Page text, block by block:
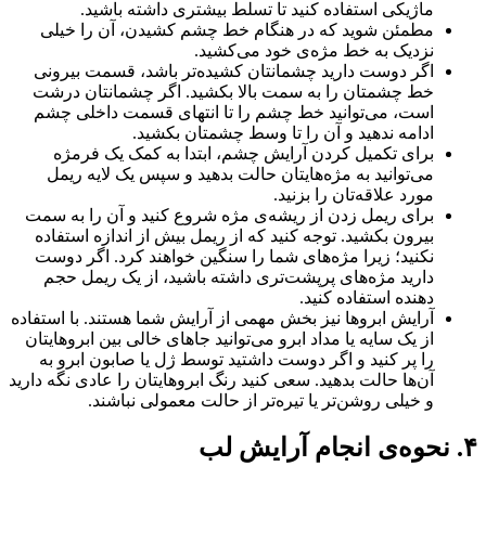
ماژیکی استفاده کنید تا تسلط بیشتری داشته باشید.
مطمئن شوید که در هنگام خط چشم کشیدن، آن را خیلی
نزدیک به خط مژه‌ی خود می‌کشید.
اگر دوست دارید چشمانتان کشیده‌تر باشد، قسمت بیرونی
خط چشمتان را به سمت بالا بکشید. اگر چشمانتان درشت
است، می‌توانید خط چشم را تا انتهای قسمت داخلی چشم
ادامه ندهید و آن را تا وسط چشمتان بکشید.
برای تکمیل کردن آرایش چشم، ابتدا به کمک یک فرمژه
می‌توانید به مژه‌هایتان حالت بدهید و سپس یک لایه ریمل
مورد علاقه‌تان را بزنید.
برای ریمل زدن از ریشه‌ی مژه شروع کنید و آن را به سمت
بیرون بکشید. توجه کنید که از ریمل بیش از اندازه استفاده
نکنید؛ زیرا مژه‌های شما را سنگین خواهند کرد. اگر دوست
دارید مژه‌های پرپشت‌تری داشته باشید، از یک ریمل حجم
دهنده استفاده کنید.
آرایش ابروها نیز بخش مهمی از آرایش شما هستند. با استفاده
از یک سایه یا مداد ابرو می‌توانید جاهای خالی بین ابروهایتان
را پر کنید و اگر دوست داشتید توسط ژل یا صابون ابرو به
آن‌ها حالت بدهید. سعی کنید رنگ ابروهایتان را عادی نگه دارید
و خیلی روشن‌تر یا تیره‌تر از حالت معمولی نباشند.
۴. نحوه‌ی انجام آرایش لب